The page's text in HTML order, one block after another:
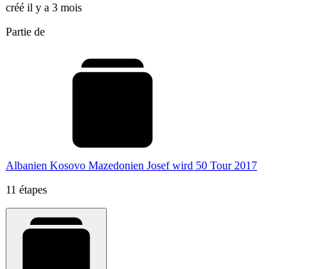
créé il y a 3 mois
Partie de
Albanien Kosovo Mazedonien Josef wird 50 Tour 2017
11 étapes